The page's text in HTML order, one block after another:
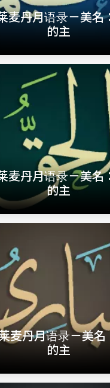
麦丹月语录－美名
的主
麦丹月语录－美名
的主
麦丹月语录－美名
的主